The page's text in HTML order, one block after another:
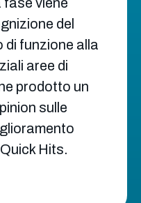
del
di funzione alla
aree di
prodotto un
sulle
Hits.